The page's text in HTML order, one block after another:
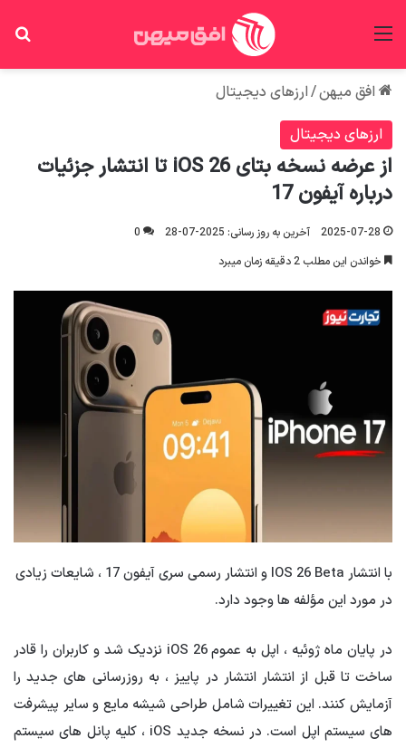
افق میهن/ارزهای دیجیتال
ارزهای دیجیتال
از عرضه نسخه بتای iOS 26 تا انتشار جزئیات
درباره آیفون 17
2025-07-28 آخرین به روز رسانی: 2025-07-28
0
خواندن این مطلب 2 دقیقه زمان میبرد
با انتشار IOS 26 Beta و انتشار رسمی سری آیفون 17 ، شایعات زیادی
در مورد این مؤلفه ها وجود دارد.
در پایان ماه ژوئیه ، اپل به عموم iOS 26 نزدیک شد و کاربران را قادر
ساخت تا قبل از انتشار انتشار در پاییز ، به روزرسانی های جدید را
آزمایش کنند. این تغییرات شامل طراحی شیشه مایع و سایر پیشرفت
های سیستم اپل است. در نسخه جدید iOS ، کلیه پانل های سیستم